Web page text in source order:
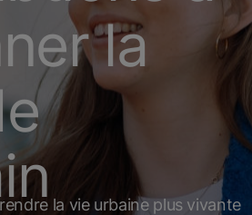
la
la vie urbaine plus vivante